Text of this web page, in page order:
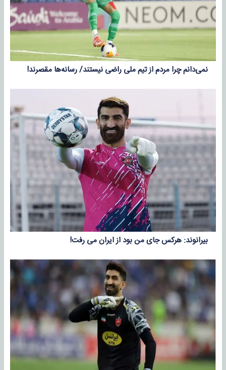
نمی‌دانم چرا مردم از تیم ملی راضی نیستند/ رسانه‌ها مقصرند!
بیرانوند: هرکس جای من بود از ایران می رفت!